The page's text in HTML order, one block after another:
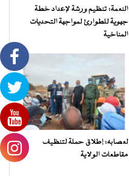
النعمة: تنظيم ورشة لإعداد خطة
جهوية للطوارئ لمواجهة التحديات
المناخية
لعصابه: إطلاق حملة لتنظيف
مقاطعات الولاية